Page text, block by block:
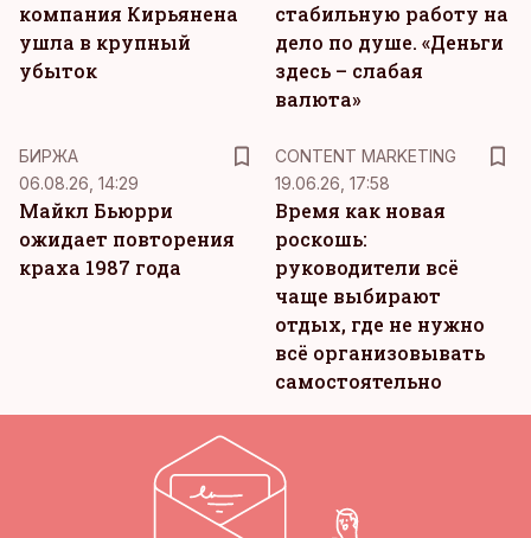
компания Кирьянена
ушла в крупный
убыток
стабильную работу на
дело по душе. «Деньги
здесь – слабая
валюта»
БИРЖА
06.08.26, 14:29
Майкл Бьюрри
ожидает повторения
краха 1987 года
CONTENT MARKETING
19.06.26, 17:58
Время как новая
роскошь:
руководители всё
чаще выбирают
отдых, где не нужно
всё организовывать
самостоятельно